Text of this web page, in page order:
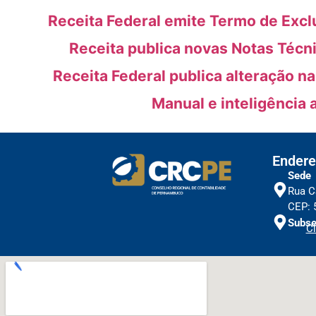
Receita Federal emite Termo de
Receita publica novas Notas
Receita Federal publica alteração
Manual e inteligência
Sede
Rua
CEP: